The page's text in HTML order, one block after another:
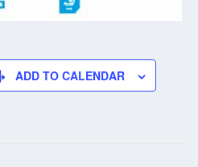
ADD TO CALENDAR